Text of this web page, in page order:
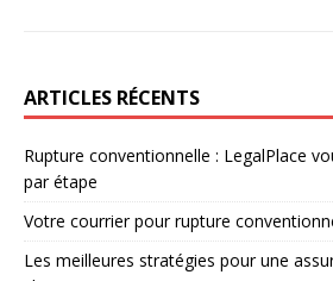
ARTICLES RÉCENTS
Rupture conventionnelle : LegalPlace
par étape
Votre courrier pour rupture
Les meilleures stratégies pour une